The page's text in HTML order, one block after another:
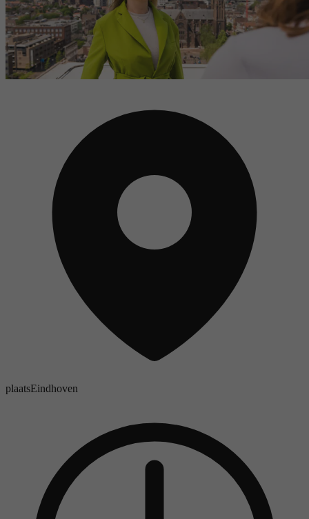
plaatsEindhoven